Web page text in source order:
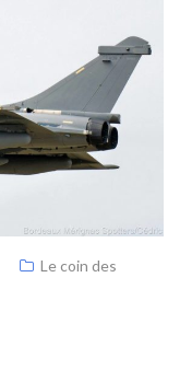
Le coin des